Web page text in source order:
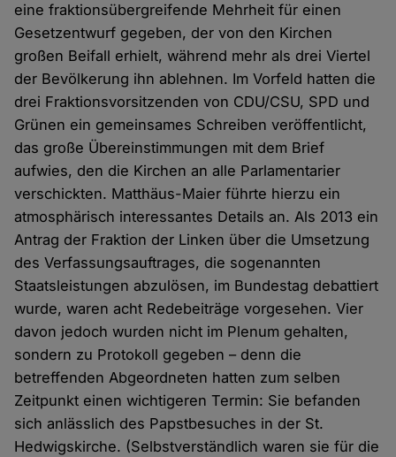
eine fraktionsübergreifende Mehrheit für einen
Gesetzentwurf gegeben, der von den Kirchen
großen Beifall erhielt, während mehr als drei Viertel
der Bevölkerung ihn ablehnen. Im Vorfeld hatten die
drei Fraktionsvorsitzenden von CDU/CSU, SPD und
Grünen ein gemeinsames Schreiben veröffentlicht,
das große Übereinstimmungen mit dem Brief
aufwies, den die Kirchen an alle Parlamentarier
verschickten. Matthäus-Maier führte hierzu ein
atmosphärisch interessantes Details an. Als 2013 ein
Antrag der Fraktion der Linken über die Umsetzung
des Verfassungsauftrages, die sogenannten
Staatsleistungen abzulösen, im Bundestag debattiert
wurde, waren acht Redebeiträge vorgesehen. Vier
davon jedoch wurden nicht im Plenum gehalten,
sondern zu Protokoll gegeben – denn die
betreffenden Abgeordneten hatten zum selben
Zeitpunkt einen wichtigeren Termin: Sie befanden
sich anlässlich des Papstbesuches in der St.
Hedwigskirche. (Selbstverständlich waren sie für die